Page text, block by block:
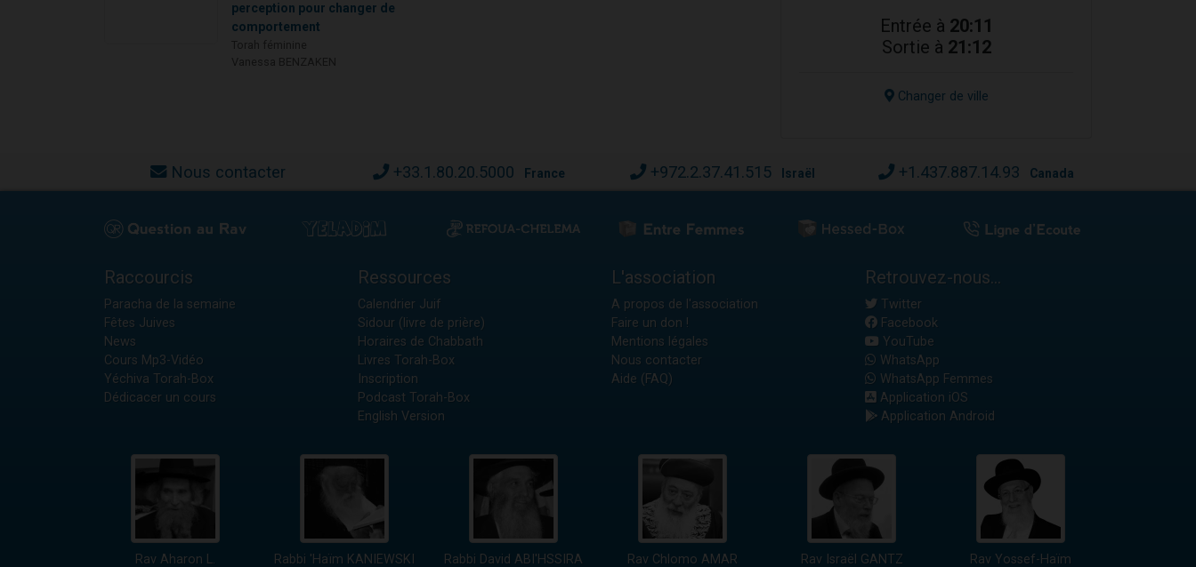
perception pour changer de
comportement
Entrée à 20:11
Sortie à 21:12
Changer de ville
Nous contacter +33.1.80.20.5000 France +972.2.37.41.515 Israël +1.437.887.14.93 Canada
Raccourcis
Paracha de la semaine
Fêtes Juives
News
Cours Mp3-Vidéo
Yéchiva Torah-Box
Dédicacer un cours
Ressources
Calendrier Juif
Sidour (livre de prière)
Horaires de Chabbath
Livres Torah-Box
Inscription
Podcast Torah-Box
English Version
L'association
A propos de l'association
Faire un don !
Mentions légales
Nous contacter
Aide (FAQ)
Retrouvez-nous...
Twitter
Facebook
YouTube
WhatsApp
WhatsApp Femmes
Application iOS
Application Android
Rav Aharon L. Rabbi 'Haïm KANIEWSKI Rabbi David ABI'HSSIRA Rav Chlomo AMAR Rav Israël GANTZ Rav Yossef-Haïm